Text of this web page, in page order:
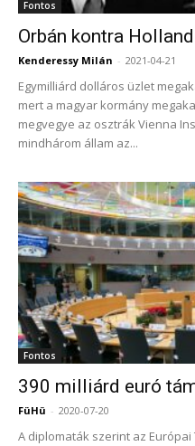
Fontos
Orbán kontra
Kenderessy Milán - 2021-04-21
Egymilliárd dolláros üzlet
mert a magyar kormány
megvegye az osztrák Vienna
mindhárom állam az...
Fontos
390 milliárd euró
FüHü - 2020-07-20
A diplomaták szerint az